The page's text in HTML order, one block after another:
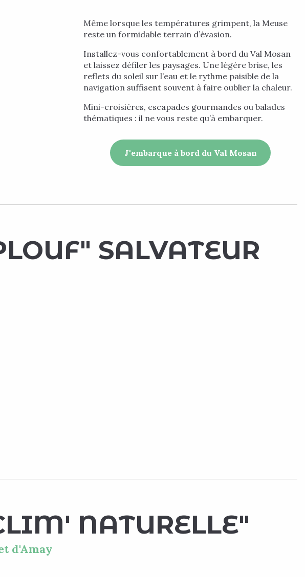
Même lorsque les températures grimpent, la Meuse
reste un formidable terrain d’évasion.
Installez-vous confortablement à bord du Val Mosan
et laissez défiler les paysages. Une légère brise, les
reflets du soleil sur l’eau et le rythme paisible de la
navigation suffisent souvent à faire oublier la chaleur.
Mini-croisières, escapades gourmandes ou balades
thématiques : il ne vous reste qu’à embarquer.
J'embarque à bord du Val Mosan
SALVATEUR
NATURELLE"
d'Amay